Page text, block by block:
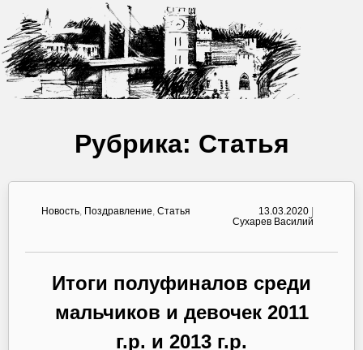
Рубрика: Статья
Новость, Поздравление, Статья 13.03.2020 |
Сухарев Василий
Итоги полуфиналов среди
мальчиков и девочек 2011
г.р. и 2013 г.р.